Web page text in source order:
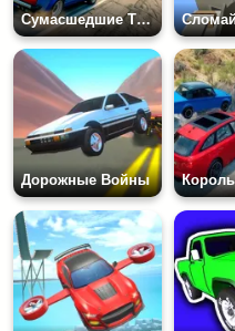
Сумасшедшие Трюки 3D
Дорожные Войны